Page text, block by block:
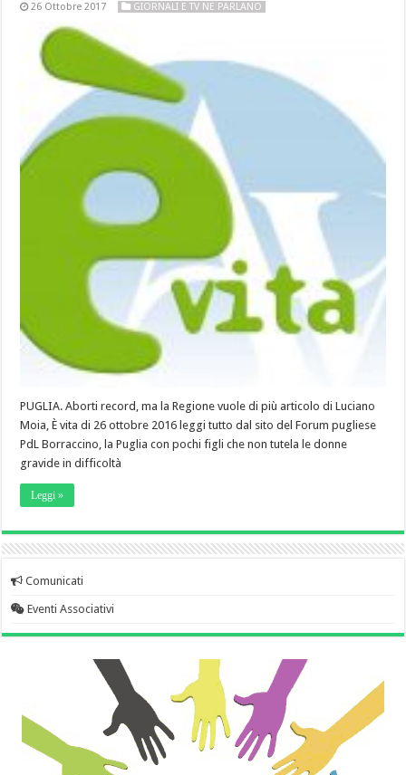
26 Ottobre 2017 GIORNALI E TV NE PARLANO
PUGLIA. Aborti record, ma la Regione vuole di più articolo di Luciano
Moia, È vita di 26 ottobre 2016 leggi tutto dal sito del Forum pugliese
PdL Borraccino, la Puglia con pochi figli che non tutela le donne
gravide in difficoltà
Leggi »
Comunicati
Eventi Associativi